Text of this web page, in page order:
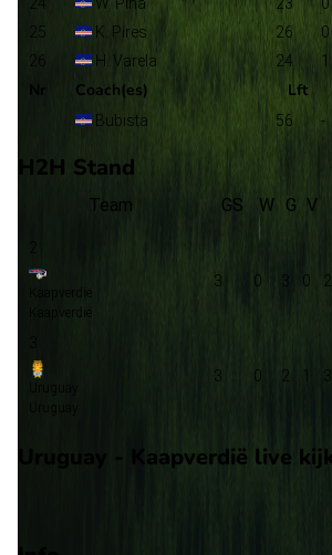
25
K. Pires 26 0
26
H. Varela 24 1
Nr Coach(es) Lft
Bubista 56 -
H2H Stand
Team GS W G V
Kaapverdië
Kaapverdië
3 0 3 0
3 0 2
Uruguay - Kaapverdië live